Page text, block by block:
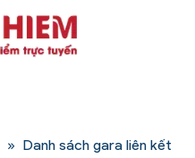
» Danh sách gara liên kết